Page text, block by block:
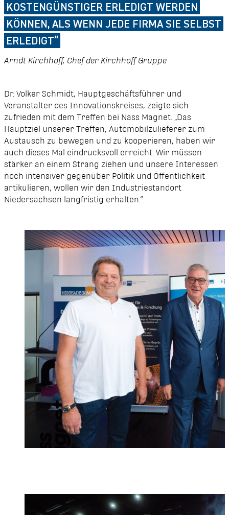
KOSTENGÜNSTIGER ERLEDIGT WERDEN
KÖNNEN, ALS WENN JEDE FIRMA SIE SELBST
ERLEDIGT“
Arndt Kirchhoff, Chef der Kirchhoff Gruppe
Dr. Volker Schmidt, Hauptgeschäftsführer und
Veranstalter des Innovationskreises, zeigte sich
zufrieden mit dem Treffen bei Nass Magnet. „Das
Hauptziel unserer Treffen, Automobilzulieferer zum
Austausch zu bewegen und zu kooperieren, haben wir
auch dieses Mal eindrucksvoll erreicht. Wir müssen
stärker an einem Strang ziehen und unsere Interessen
noch intensiver gegenüber Politik und Öffentlichkeit
artikulieren, wollen wir den Industriestandort
Niedersachsen langfristig erhalten.“